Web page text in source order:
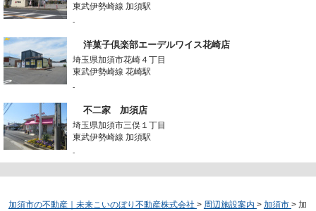
東武伊勢崎線 加須駅
-
洋菓子倶楽部エーデルワイス花崎店
埼玉県加須市花崎４丁目
東武伊勢崎線 花崎駅
-
不二家 加須店
埼玉県加須市三俣１丁目
東武伊勢崎線 加須駅
-
加須市の不動産｜未来こいのぼり不動産株式会社 > 周辺施設案内 > 加須市 > 加